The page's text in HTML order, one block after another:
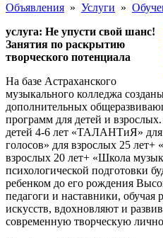
Объявления » Услуги »
услуга: Не упусти свой шанс!
Занятия по раскрытию
творческого потенциала
На базе Астраханского
музыкального колледжа
дополнительных
программ для детей и
детей 4-6 лет «ТАЛАНТиЯ» для
голосов» для взрослых 25 лет+
взрослых 20 лет+ «Школа
психологической подготовки
ребенком до его рождения
педагоги и наставники,
искусств, вдохновляют и
современную творческую